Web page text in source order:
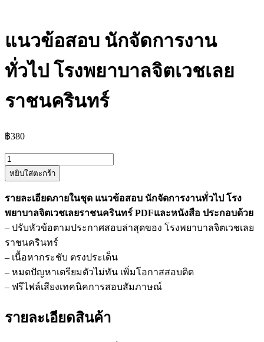
แนวข้อสอบ นักจัดการงาน
ทั่วไป โรงพยาบาลจิตเวชเลย
ราชนครินทร์
฿380
จำนวน
แนว
นัก
จัดการ
งาน
ทั่วไป
โรง
พยาบาล
จิตเวช
ราช
หยิบใส่ตะกร้า
รายละเอียดภายในชุด แนวข้อสอบ นักจัดการงานทั่วไป โรง
พยาบาลจิตเวชเลยราชนครินทร์ PDFและหนังสือ ประกอบด้วย
– ปรับหัวข้อตามประกาศสอบล่าสุดของ โรงพยาบาลจิตเวชเลย
ราชนครินทร์
– เนื้อหากระชับ ตรงประเด็น
– หมดปัญหาเตรียมตัวไม่ทัน เพิ่มโอกาสสอบติด
– ฟรีไฟล์เสียงเทคนิคการสอบสัมภาษณ์
รายละเอียดสินค้า